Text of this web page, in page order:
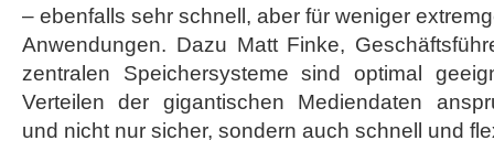
– ebenfalls sehr schnell, aber für weniger
Anwendungen. Dazu Matt Finke,
zentralen Speichersysteme sind optimal
Verteilen der gigantischen Mediendaten
und nicht nur sicher, sondern auch schnell und